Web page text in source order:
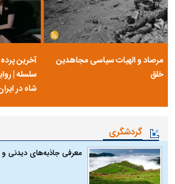
مرصاد و الهیات سیاسی مجاهدین
خلق
آخرین
سلسله |
شاه در
گردشگری
معرفی جاذبه‌های دیدنی